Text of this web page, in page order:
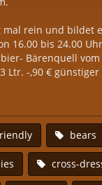
mal rein und bildet
16.00 bis 24.00
Bärenquell vom
Ltr. -,90 €
bears
cross-